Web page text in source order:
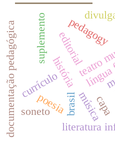
teatro
brasil
história
editorial
currículo
documentação pedagógica capa
suplemento
literatura
poesia música
soneto
pedagogy